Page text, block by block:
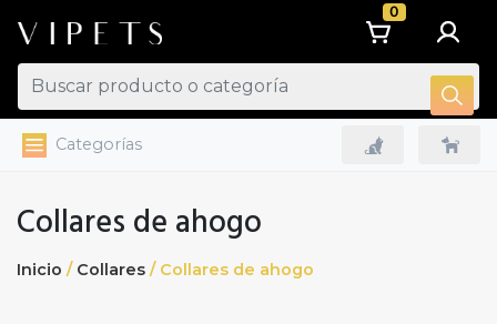
0
Categorías
Collares de ahogo
Inicio / Collares / Collares de ahogo